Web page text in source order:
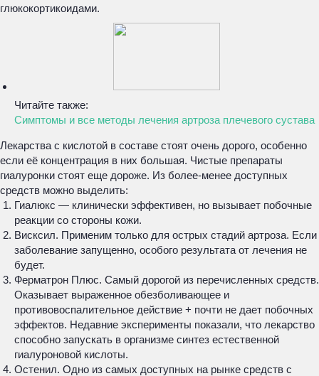
глюкокортикоидами.
Читайте также:
Симптомы и все методы лечения артроза плечевого сустава
Лекарства с кислотой в составе стоят очень дорого, особенно
если её концентрация в них большая. Чистые препараты
гиалуронки стоят еще дороже. Из более-менее доступных
средств можно выделить:
Гиалюкс — клинически эффективен, но вызывает побочные
реакции со стороны кожи.
Висксил. Применим только для острых стадий артроза. Если
заболевание запущенно, особого результата от лечения не
будет.
Ферматрон Плюс. Самый дорогой из перечисленных средств.
Оказывает выраженное обезболивающее и
противовоспалительное действие + почти не дает побочных
эффектов. Недавние эксперименты показали, что лекарство
способно запускать в организме синтез естественной
гиалуроновой кислоты.
Остенил. Одно из самых доступных на рынке средств с